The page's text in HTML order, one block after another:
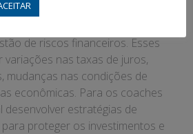
de riscos financeiros. Esses
variações nas taxas de juros,
mudanças nas condições de
econômicas. Para os coaches
desenvolver estratégias de
proteger os investimentos e